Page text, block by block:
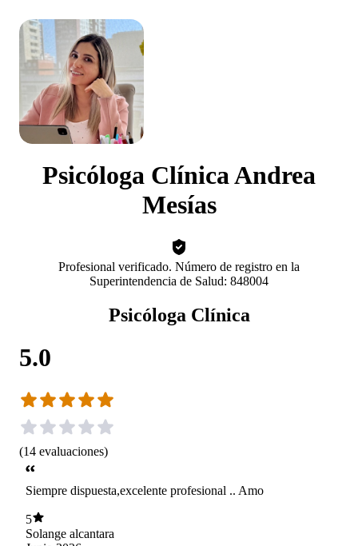
Psicóloga Clínica Andrea
Mesías
Profesional verificado. Número de registro en la
Superintendencia de Salud: 848004
Psicóloga Clínica
5.0
(14 evaluaciones)
Siempre dispuesta,excelente profesional .. Amo
5
Solange alcantara